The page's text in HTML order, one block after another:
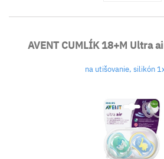
AVENT CUMLÍK 18+M Ultra
na utišovanie, silikón